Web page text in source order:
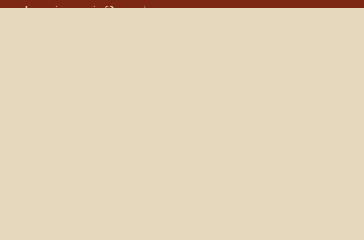
mbpocieszenia@wp.pl